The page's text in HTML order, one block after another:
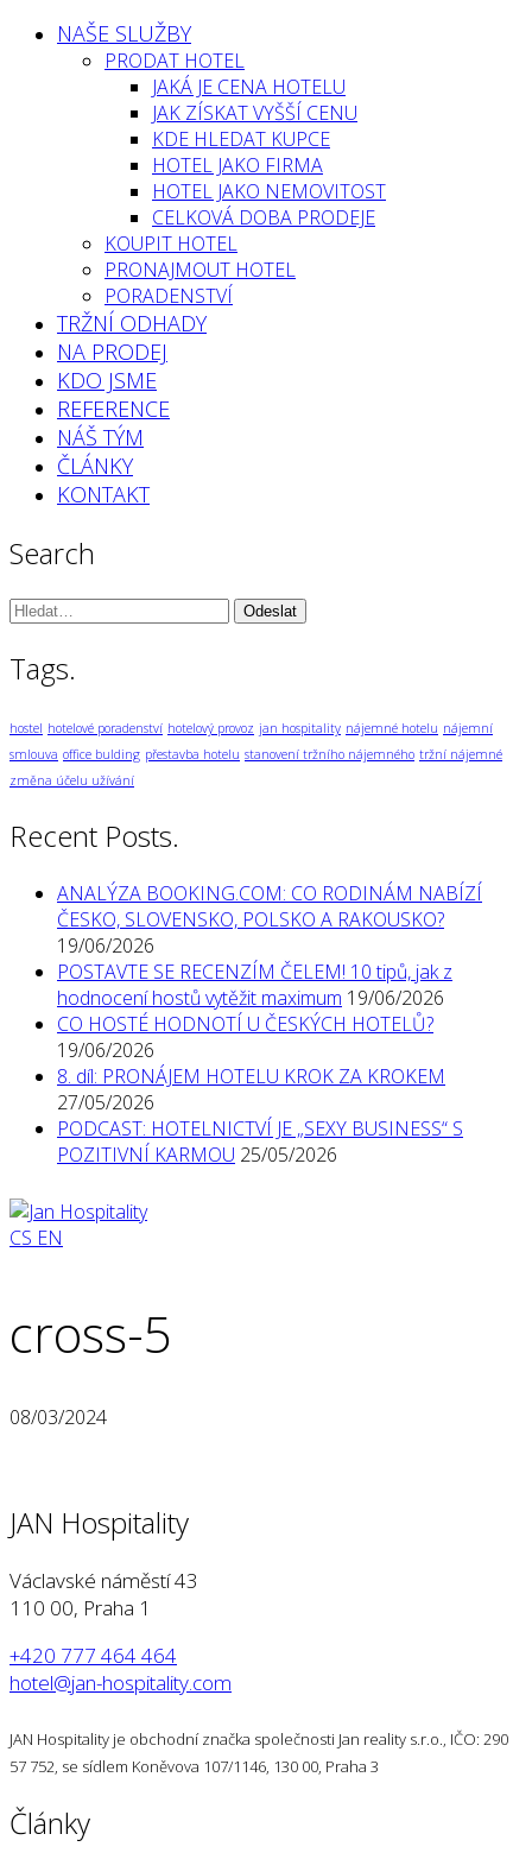
NAŠE SLUŽBY
PRODAT HOTEL
JAKÁ JE CENA HOTELU
JAK ZÍSKAT VYŠŠÍ CENU
KDE HLEDAT KUPCE
HOTEL JAKO FIRMA
HOTEL JAKO NEMOVITOST
CELKOVÁ DOBA PRODEJE
KOUPIT HOTEL
PRONAJMOUT HOTEL
PORADENSTVÍ
TRŽNÍ ODHADY
NA PRODEJ
KDO JSME
REFERENCE
NÁŠ TÝM
ČLÁNKY
KONTAKT
Search
Vyhledávání:
Tags.
hostel hotelové poradenství hotelový provoz jan hospitality nájemné hotelu nájemní
smlouva office bulding přestavba hotelu stanovení tržního nájemného tržní nájemné
změna účelu užívání
Recent Posts.
ANALÝZA BOOKING.COM: CO RODINÁM NABÍZÍ
ČESKO, SLOVENSKO, POLSKO A RAKOUSKO?
19/06/2026
POSTAVTE SE RECENZÍM ČELEM! 10 tipů, jak z
hodnocení hostů vytěžit maximum 19/06/2026
CO HOSTÉ HODNOTÍ U ČESKÝCH HOTELŮ?
19/06/2026
8. díl: PRONÁJEM HOTELU KROK ZA KROKEM
27/05/2026
PODCAST: HOTELNICTVÍ JE „SEXY BUSINESS“ S
POZITIVNÍ KARMOU 25/05/2026
CS EN
cross-5
08/03/2024
JAN Hospitality
Václavské náměstí 43
110 00, Praha 1
+420 777 464 464
hotel@jan-hospitality.com
JAN Hospitality je obchodní značka společnosti Jan reality s.r.o., IČO: 290
57 752, se sídlem Koněvova 107/1146, 130 00, Praha 3
Články